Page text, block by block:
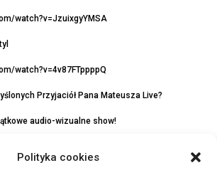
Polityka cookies
watch?v=JzuixgyYMSA
watch?v=4v87FTppppQ
Przyjaciół Pana Mateusza Live?
audio-wizualne show!